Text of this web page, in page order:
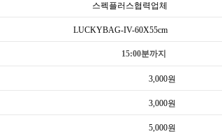
스펙플러스협력업체
LUCKYBAG-IV-60X55cm
15:00분까지
3,000원
3,000원
5,000원